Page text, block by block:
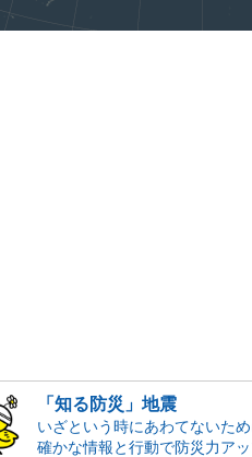
「知る防災」地震
いざという時にあわてないため
確かな情報と行動で防災力ア